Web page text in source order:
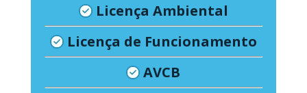
Licença Ambiental
Licença de Funcionamento
AVCB